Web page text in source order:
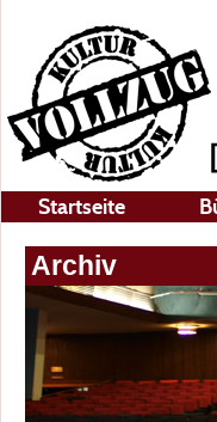
Startseite
Archiv